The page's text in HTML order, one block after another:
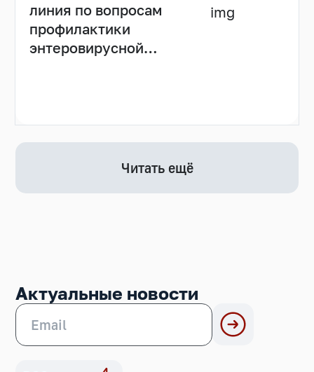
линия по вопросам
профилактики
энтеровирусной
Читать ещё
Актуальные новости